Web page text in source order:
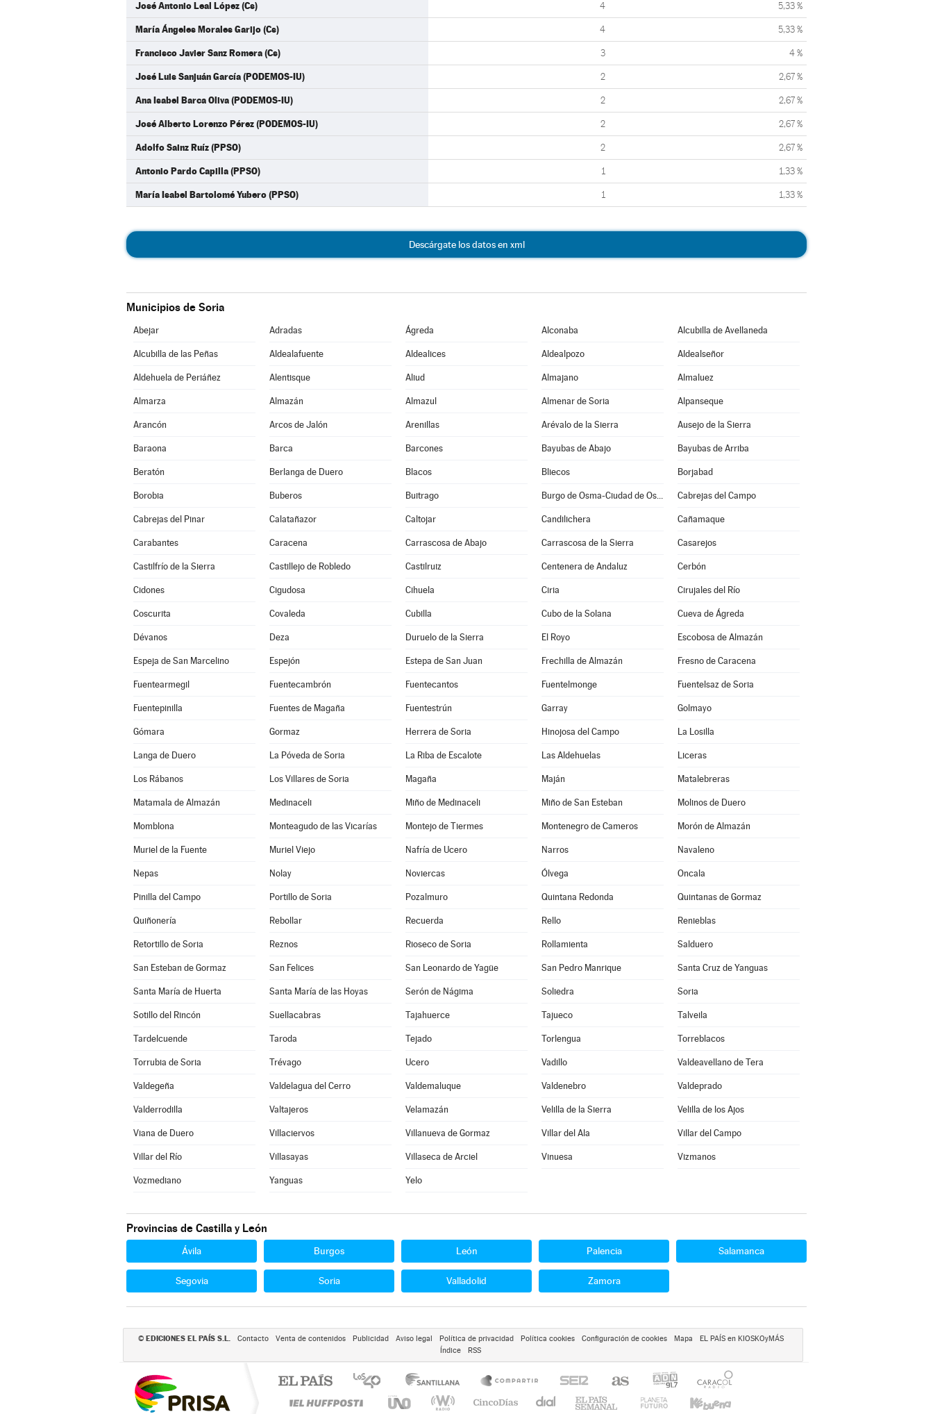
José Antonio Leal López (Cs) 4 5,33 %
María Ángeles Morales Garijo (Cs) 4 5,33 %
Francisco Javier Sanz Romera (Cs) 3 4 %
José Luis Sanjuán García (PODEMOS-IU) 2 2,67 %
Ana Isabel Barca Oliva (PODEMOS-IU) 2 2,67 %
José Alberto Lorenzo Pérez (PODEMOS-IU) 2 2,67 %
Adolfo Sainz Ruíz (PPSO) 2 2,67 %
Antonio Pardo Capilla (PPSO) 1 1,33 %
María Isabel Bartolomé Yubero (PPSO) 1 1,33 %
Descárgate los datos en xml
Municipios de Soria
Abejar Adradas Ágreda Alconaba Alcubilla de Avellaneda
Alcubilla de las Peñas Aldealafuente Aldealices Aldealpozo Aldealseñor
Aldehuela de Periáñez Alentisque Aliud Almajano Almaluez
Almarza Almazán Almazul Almenar de Soria Alpanseque
Arancón Arcos de Jalón Arenillas Arévalo de la Sierra Ausejo de la Sierra
Baraona Barca Barcones Bayubas de Abajo Bayubas de Arriba
Beratón Berlanga de Duero Blacos Bliecos Borjabad
Borobia Buberos Buitrago Burgo de Osma-Ciudad de Osma Cabrejas del Campo
Cabrejas del Pinar Calatañazor Caltojar Candilichera Cañamaque
Carabantes Caracena Carrascosa de Abajo Carrascosa de la Sierra Casarejos
Castilfrío de la Sierra Castillejo de Robledo Castilruiz Centenera de Andaluz Cerbón
Cidones Cigudosa Cihuela Ciria Cirujales del Río
Coscurita Covaleda Cubilla Cubo de la Solana Cueva de Ágreda
Dévanos Deza Duruelo de la Sierra El Royo Escobosa de Almazán
Espeja de San Marcelino Espejón Estepa de San Juan Frechilla de Almazán Fresno de Caracena
Fuentearmegil Fuentecambrón Fuentecantos Fuentelmonge Fuentelsaz de Soria
Fuentepinilla Fuentes de Magaña Fuentestrún Garray Golmayo
Gómara Gormaz Herrera de Soria Hinojosa del Campo La Losilla
Langa de Duero La Póveda de Soria La Riba de Escalote Las Aldehuelas Liceras
Los Rábanos Los Villares de Soria Magaña Maján Matalebreras
Matamala de Almazán Medinaceli Miño de Medinaceli Miño de San Esteban Molinos de Duero
Momblona Monteagudo de las Vicarías Montejo de Tiermes Montenegro de Cameros Morón de Almazán
Muriel de la Fuente Muriel Viejo Nafría de Ucero Narros Navaleno
Nepas Nolay Noviercas Ólvega Oncala
Pinilla del Campo Portillo de Soria Pozalmuro Quintana Redonda Quintanas de Gormaz
Quiñonería Rebollar Recuerda Rello Renieblas
Retortillo de Soria Reznos Rioseco de Soria Rollamienta Salduero
San Esteban de Gormaz San Felices San Leonardo de Yagüe San Pedro Manrique Santa Cruz de Yanguas
Santa María de Huerta Santa María de las Hoyas Serón de Nágima Soliedra Soria
Sotillo del Rincón Suellacabras Tajahuerce Tajueco Talveila
Tardelcuende Taroda Tejado Torlengua Torreblacos
Torrubia de Soria Trévago Ucero Vadillo Valdeavellano de Tera
Valdegeña Valdelagua del Cerro Valdemaluque Valdenebro Valdeprado
Valderrodilla Valtajeros Velamazán Velilla de la Sierra Velilla de los Ajos
Viana de Duero Villaciervos Villanueva de Gormaz Villar del Ala Villar del Campo
Villar del Río Villasayas Villaseca de Arciel Vinuesa Vizmanos
Vozmediano Yanguas Yelo
Provincias de Castilla y León
Ávila Burgos León Palencia Salamanca
Segovia Soria Valladolid Zamora
© EDICIONES EL PAÍS S.L. Contacto Venta de contenidos Publicidad Aviso legal Política de privacidad Política cookies Configuración de cookies Mapa
EL PAÍS en KIOSKOyMÁS
Índice
RSS